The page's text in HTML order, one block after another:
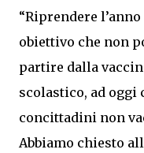
“Riprendere
obiettivo che non
partire dalla
scolastico, ad
concittadini non
Abbiamo chiesto